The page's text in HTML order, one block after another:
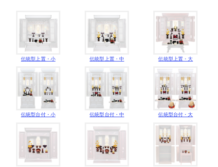
伝統型上置・小 伝統型上置・中 伝統型上置・大
伝統型台付・小 伝統型台付・中 伝統型台付・大